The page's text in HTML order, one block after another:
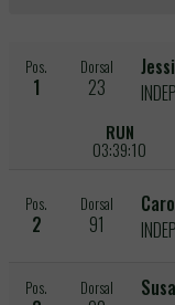
Pos.
1
Dorsal
23
RUN
03:39:10
Pos.
2
Dorsal
91
Pos. Dorsal